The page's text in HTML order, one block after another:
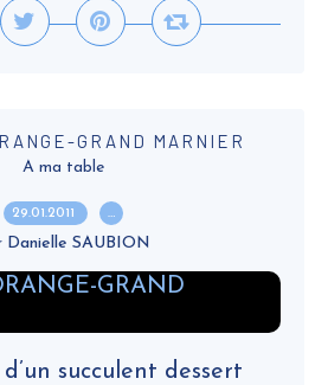
GRAND MARNIER
A ma table
29.01.2011 …
Danielle SAUBION
succulent dessert